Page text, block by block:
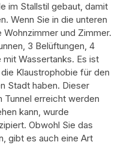
im Stallstil gebaut, damit
Wenn Sie in die unteren
und Zimmer.
3 Belüftungen, 4
Wassertanks. Es ist
Klaustrophobie für den
Stadt haben. Dieser
Tunnel erreicht werden
kann, wurde
Obwohl Sie das
gibt es auch eine Art